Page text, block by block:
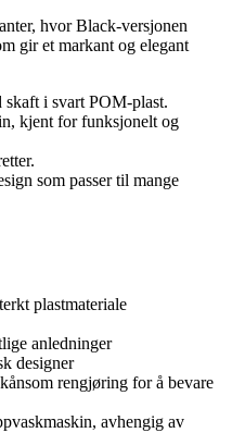
hvor Black-versjonen
gir et markant og elegant
skaft i svart POM-plast.
kjent for funksjonelt og
som passer til mange
plastmateriale
anledninger
designer
rengjøring for å bevare
avhengig av